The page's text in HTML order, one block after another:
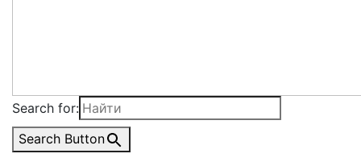
Search for:
Search Button